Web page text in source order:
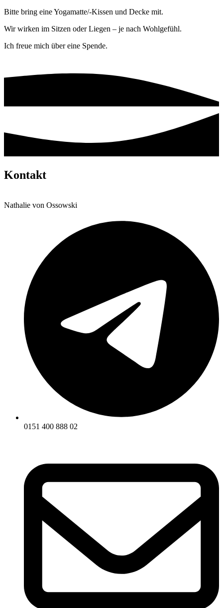
Bitte bring eine Yogamatte/-Kissen und Decke mit.
Wir wirken im Sitzen oder Liegen – je nach Wohlgefühl.
Ich freue mich über eine Spende.
Kontakt
Nathalie von Ossowski
0151 400 888 02